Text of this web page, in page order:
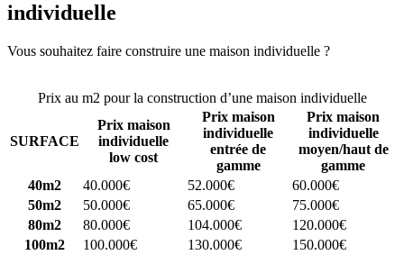
individuelle
Vous souhaitez faire construire une maison individuelle ?
Prix au m2 pour la construction d’une maison individuelle
SURFACE
Prix maison
individuelle
low cost
Prix maison
individuelle
entrée de
gamme
Prix maison
individuelle
moyen/haut de
gamme
40m2
40.000€ 52.000€
60.000€
50m2
50.000€ 65.000€
75.000€
80m2
80.000€ 104.000€
120.000€
100m2
100.000€ 130.000€
150.000€